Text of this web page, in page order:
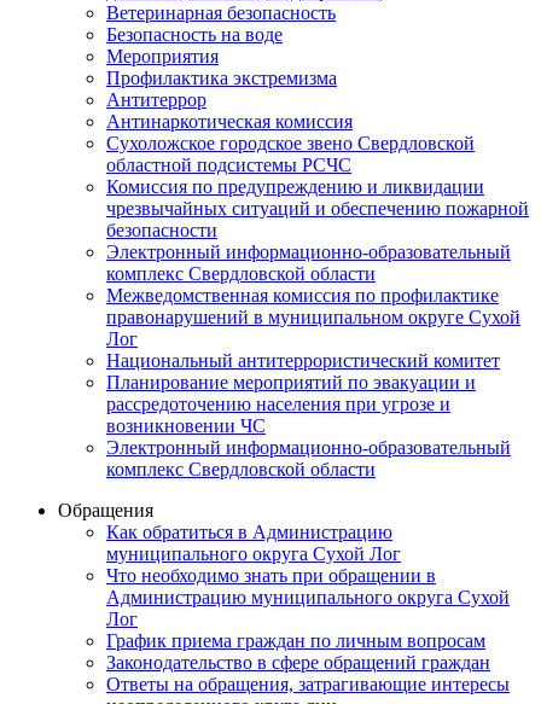
Ветеринарная безопасность
Безопасность на воде
Мероприятия
Профилактика экстремизма
Антитеррор
Антинаркотическая комиссия
Сухоложское городское звено Свердловской
областной подсистемы РСЧС
Комиссия по предупреждению и ликвидации
чрезвычайных ситуаций и обеспечению пожарной
безопасности
Электронный информационно-образовательный
комплекс Cвердловской области
Межведомственная комиссия по профилактике
правонарушений в муниципальном округе Сухой
Лог
Национальный антитеррористический комитет
Планирование мероприятий по эвакуации и
рассредоточению населения при угрозе и
возникновении ЧС
Электронный информационно-образовательный
комплекс Свердловской области
Обращения
Как обратиться в Администрацию
муниципального округа Сухой Лог
Что необходимо знать при обращении в
Администрацию муниципального округа Сухой
Лог
График приема граждан по личным вопросам
Законодательство в сфере обращений граждан
Ответы на обращения, затрагивающие интересы